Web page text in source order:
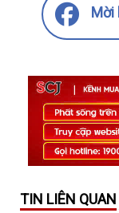
Mời
TIN LIÊN QUAN